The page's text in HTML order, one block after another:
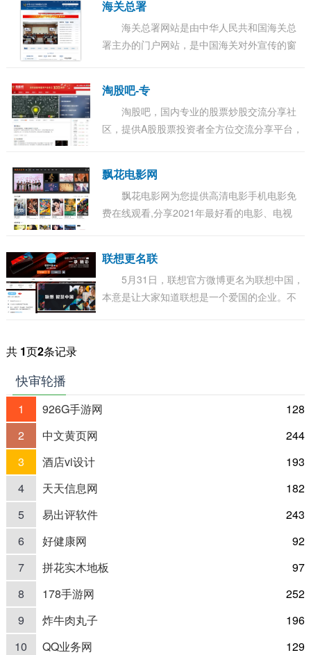
套基于搜索引...
海关总署
海关总署网站是由中华人民共和国海关总
署主办的门户网站，是中国海关对外宣传的窗
流互...
淘股吧-专
淘股吧，国内专业的股票炒股交流分享社
区，提供A股股票投资者全方位交流分享平台，
股...
飘花电影网
飘花电影网为您提供高清电影手机电影免
费在线观看,分享2021年最好看的电影、电视
联想更名联
5月31日，联想官方微博更名为联想中国，
本意是让大家知道联想是一个爱国的企业。不
共 1页2条记录
快审轮播
1 926G手游网
128
2
中文黄页网
244
3
酒店vi设计
193
4
天天信息网
182
5
易出评软件
243
6
好健康网
92
7
拼花实木地板
97
8
178手游网
252
9
炸牛肉丸子
196
10
QQ业务网 129